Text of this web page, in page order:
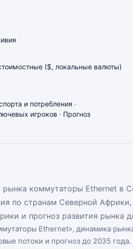
($, локальные валюты)
и потребления ·
игроков · Прогноз
рынка коммутаторы Ethernet в
по странам Северной
и прогноз развития рынка
Ethernet», динамика
потоки и прогноз до 2035 года.